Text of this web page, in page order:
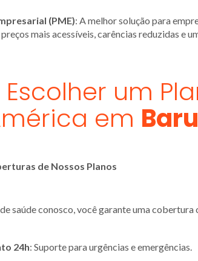
(PME): A melhor solução para
mais acessíveis, carências reduzidas e
Escolher um
em
de Nossos Planos
saúde conosco, você garante uma
24h: Suporte para urgências e emergências.